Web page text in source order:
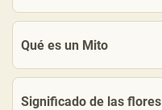
Qué es un Mito
Significado de las flores